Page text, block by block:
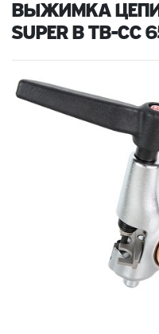
Выжимка цепи
SUPER B TB-CC